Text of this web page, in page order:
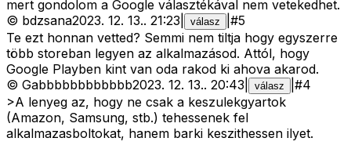
mert gondolom a Google választékával nem vetekedhet.
© bdzsana2023. 12. 13.. 21:23 válasz #5
Te ezt honnan vetted? Semmi nem tiltja hogy egyszerre
több storeban legyen az alkalmazásod. Attól, hogy
Google Playben kint van oda rakod ki ahova akarod.
© Gabbbbbbbbbbbb2023. 12. 13.. 20:43 válasz #4
>A lenyeg az, hogy ne csak a keszulekgyartok
(Amazon, Samsung, stb.) tehessenek fel
alkalmazasboltokat, hanem barki keszithessen ilyet.